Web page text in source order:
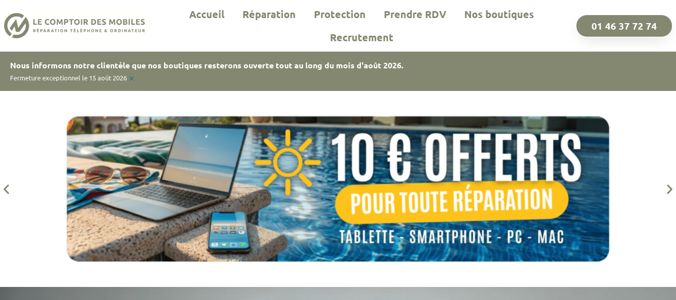
Accueil Réparation Protection Prendre RDV
Nos boutiques
Recrutement
01 46 37 72 74
Nous informons notre clientèle que nos boutiques resterons ouverte tout au long du mois d'août 2026.
Fermeture exceptionnel le 15 août 2026 ×